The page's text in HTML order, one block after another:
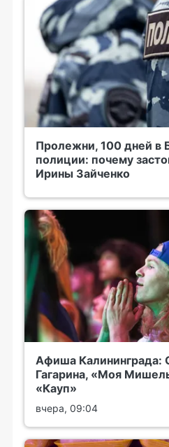
Пролежни, 100 дней в
полиции: почему
Ирины Зайченко
Афиша Калининграда:
Гагарина, «Моя
«Кауп»
вчера, 09:04